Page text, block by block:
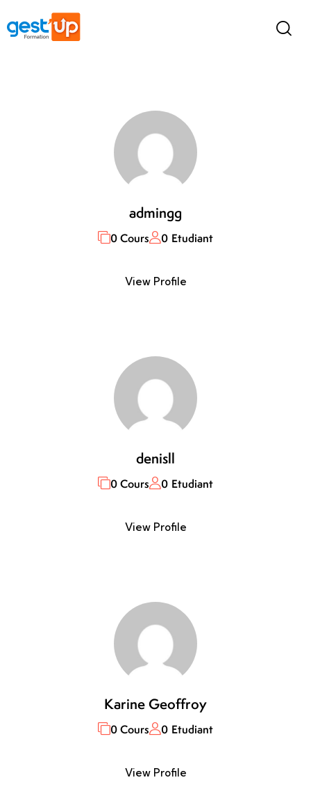
admingg
0 Cours 0 Etudiant
View Profile
denisll
0 Cours 0 Etudiant
View Profile
Karine Geoffroy
0 Cours 0 Etudiant
View Profile